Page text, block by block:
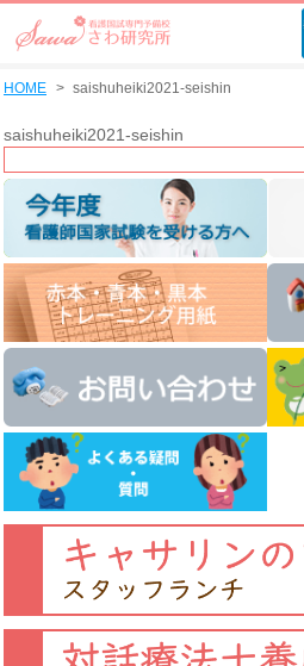
HOME saishuheiki2021-seishin
saishuheiki2021-seishin